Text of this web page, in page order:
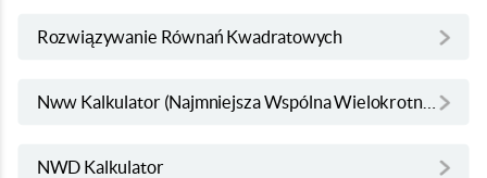
Rozwiązywanie Równań Kwadratowych
NWD Kalkulator